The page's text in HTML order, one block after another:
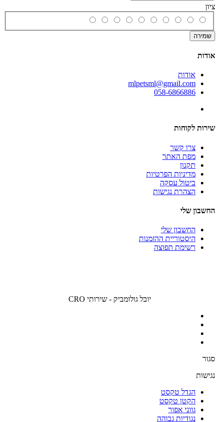
ציון
שמירה
אודות
אודות
mlpetsml@gmail.com
058-6866886
שירות לקוחות
צרו קשר
מפת האתר
תקנון
מדיניות הפרטיות
ביטול עסקה
הצהרת נגישות
החשבון שלי
החשבון שלי
היסטוריית ההזמנות
רשימת תפוצה
יובל גולומביק - שירותי CRO
סגור
נגישות
הגדל טקסט
הקטן טקסט
גווני אפור
נגודיות גבוהה